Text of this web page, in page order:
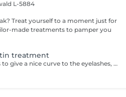
L-5884
just for
treatment
Eyelash enhancement aims to give a nice curve to the eyelashes, while keeping a natural appearance. This opens up the look and gives it softness. Unlike perms, the enhancement works the base of the eyelashes. Botox which allows you to curl your eyelashes while revitalizing them. The keratin treatment strengthens the lashes from within.